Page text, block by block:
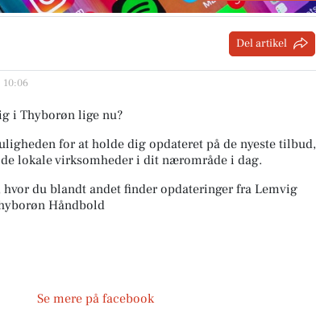
Del artikel
10:06
i Thyborøn lige nu?
for at holde dig opdateret på de nyeste tilbud,
lokale virksomheder i dit nærområde i dag.
du blandt andet finder opdateringer fra Lemvig
Håndbold
Se mere på facebook